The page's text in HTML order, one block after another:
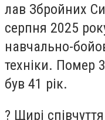
лав Збройних
серпня 2025
навчально-
техніки. Помер
був 41 рік.
? Щирі